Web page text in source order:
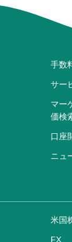
手数
サー
マー
価検
口座
ニュ
米国
FX